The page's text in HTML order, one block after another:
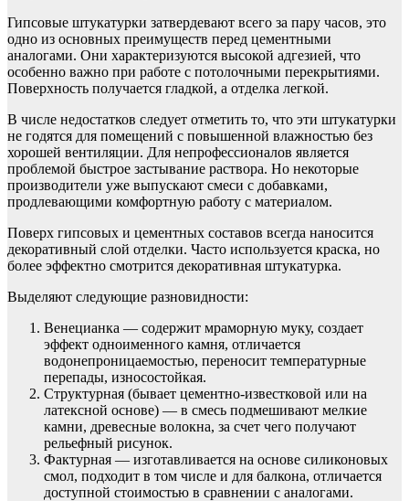
Гипсовые штукатурки затвердевают всего за пару часов, это
одно из основных преимуществ перед цементными
аналогами. Они характеризуются высокой адгезией, что
особенно важно при работе с потолочными перекрытиями.
Поверхность получается гладкой, а отделка легкой.
В числе недостатков следует отметить то, что эти штукатурки
не годятся для помещений с повышенной влажностью без
хорошей вентиляции. Для непрофессионалов является
проблемой быстрое застывание раствора. Но некоторые
производители уже выпускают смеси с добавками,
продлевающими комфортную работу с материалом.
Поверх гипсовых и цементных составов всегда наносится
декоративный слой отделки. Часто используется краска, но
более эффектно смотрится декоративная штукатурка.
Выделяют следующие разновидности:
Венецианка — содержит мраморную муку, создает
эффект одноименного камня, отличается
водонепроницаемостью, переносит температурные
перепады, износостойкая.
Структурная (бывает цементно-известковой или на
латексной основе) — в смесь подмешивают мелкие
камни, древесные волокна, за счет чего получают
рельефный рисунок.
Фактурная — изготавливается на основе силиконовых
смол, подходит в том числе и для балкона, отличается
доступной стоимостью в сравнении с аналогами.